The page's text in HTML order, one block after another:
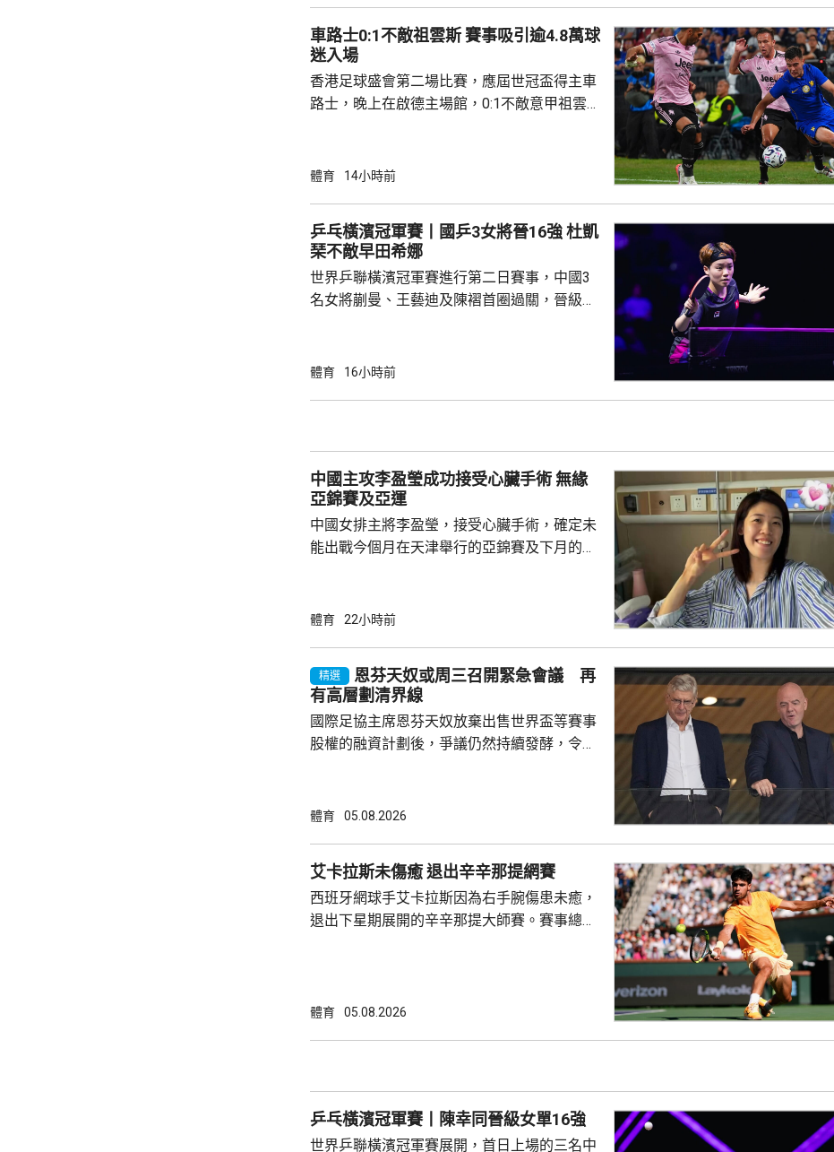
表示周四將舉行簽約儀式。特拉布宗是土耳其
第四大球會，緊次於費倫巴治、加拉塔沙雷及
比錫達斯，上季取得聯賽季軍，將參與歐霸...
車路士0:1不敵祖雲斯 賽事吸引逾4.8萬球
迷入場
香港足球盛會第二場比賽，應屆世冠盃得主車
路士，晚上在啟德主場館，0:1不敵意甲祖雲
打破僵局，後備入替的錫高華禁區外勁射破
祖雲達斯球迷盛讚錫高華射入世界波，令賽事
更緊湊，亦提升陣中士氣。有台灣初中生特意
與家人來港支持祖雲達斯，...
體育 14小時前
乒乓橫濱冠軍賽丨國乒3女將晉16強 杜凱
琹不敵早田希娜
世界乒聯橫濱冠軍賽進行第二日賽事，中國3
名女將蒯曼、王藝迪及陳褶首圈過關，晉級女
16強將迎戰羅馬尼亞的施素絲。 王藝迪對戰
11:3、12:10及11:3實現逆轉，...
體育 16小時前
中國主攻李盈瑩成功接受心臟手術 無緣
亞錦賽及亞運
中國女排主將李盈瑩，接受心臟手術，確定未
能出戰今個月在天津舉行的亞錦賽及下月的名
養。經過綜合評估，確定無緣本屆亞錦賽與亞
態。祝願國家隊在賽事中取得好成績，也期待
痊愈之後，再次踏上賽場。 李盈瑩4月跟隨國
家女排訓練，亦列入中國女排30人大名單...
體育 22小時前
精選
恩芬天奴或周三召開緊急會議 再
有高層劃清界線
國際足協主席恩芬天奴放棄出售世界盃等賽事
股權的融資計劃後，爭議仍然持續發酵，令他
尋求解決方案。 在會前再有國際足協高層與恩
劃，他都是透過傳媒報道才得知，認為取消計
劃絕對有必要，亦母庸置疑，堅信一個獨立的
國際足協能以承諾、透明及誠信服務足球運
體育 05.08.2026
艾卡拉斯未傷癒 退出辛辛那提網賽
西班牙網球手艾卡拉斯因為右手腕傷患未癒，
退出下星期展開的辛辛那提大師賽。賽事總監
賽後，一直養傷未再參賽，缺席法國公開賽，
體育 05.08.2026
乒乓橫濱冠軍賽丨陳幸同晉級女單16強
世界乒聯橫濱冠軍賽展開，首日上場的三名中